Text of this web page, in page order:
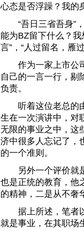
心态是否浮躁？我
“吾日三省吾身”，
能为BZ留下什么？
言”，“人过留名，雁
作为一家上市公司
自己的一言一行，剔
负责。
听着这位老总的由
生在一次演讲中，对
无限的事业之中，这
济中很多人忘记了，
的一个准则。
另外一个评价就是
也是正统的教育，他
的精神，二是从不奢
据上所述，笔者以
就是事业，在其职场